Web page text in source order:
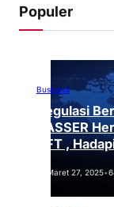
Populer
Business
Regulasi
VASSER
NFT ,
Maret 27, 2025•